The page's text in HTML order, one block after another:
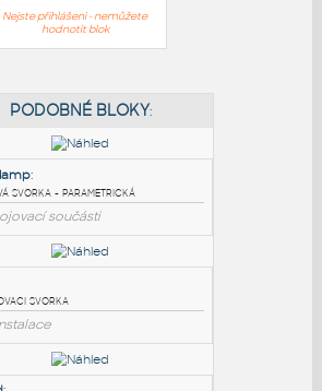
Nejste přihlášeni - nemůžete
hodnotit blok
Clamp:
svorka - parametrická